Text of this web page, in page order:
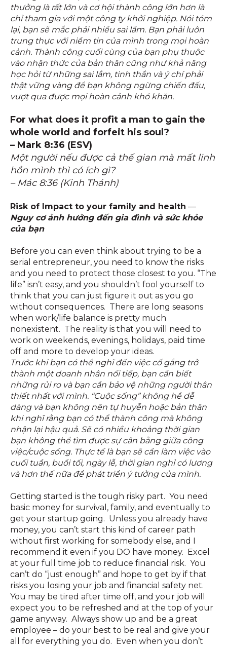
thưởng là rất lớn và cơ hội thành công lớn hơn là
chỉ tham gia với một công ty khởi nghiệp. Nói tóm
lại, bạn sẽ mắc phải nhiều sai lầm. Bạn phải luôn
trung thực với niềm tin của mình trong mọi hoàn
cảnh. Thành công cuối cùng của bạn phụ thuộc
vào nhận thức của bản thân cũng như khả năng
học hỏi từ những sai lầm, tinh thần và ý chí phải
thật vững vàng để bạn không ngừng chiến đấu,
vượt qua được mọi hoàn cảnh khó khăn.
For what does it profit a man to gain the
whole world and forfeit his soul?
– Mark 8:36 (ESV)
Một người nếu được cả thế gian mà mất linh
hồn mình thì có ích gì?
– Mác 8:36 (Kinh Thánh)
Risk of Impact to your family and health —
Nguy cơ ảnh hưởng đến gia đình và sức khỏe
của bạn
Before you can even think about trying to be a
serial entrepreneur, you need to know the risks
and you need to protect those closest to you. “The
life” isn’t easy, and you shouldn’t fool yourself to
think that you can just figure it out as you go
without consequences. There are long seasons
when work/life balance is pretty much
nonexistent. The reality is that you will need to
work on weekends, evenings, holidays, paid time
off and more to develop your ideas.
Trước khi bạn có thể nghĩ đến việc cố gắng trở
thành một doanh nhân nối tiếp, bạn cần biết
những rủi ro và bạn cần bảo vệ những người thân
thiết nhất với mình. “Cuộc sống” không hề dễ
dàng và bạn không nên tự huyễn hoặc bản thân
khi nghĩ rằng bạn có thể thành công mà không
nhận lại hậu quả. Sẽ có nhiều khoảng thời gian
bạn không thể tìm được sự cân bằng giữa công
việc/cuộc sống. Thực tế là bạn sẽ cần làm việc vào
cuối tuần, buổi tối, ngày lễ, thời gian nghỉ có lương
và hơn thế nữa để phát triển ý tưởng của mình.
Getting started is the tough risky part. You need
basic money for survival, family, and eventually to
get your startup going. Unless you already have
money, you can’t start this kind of career path
without first working for somebody else, and I
recommend it even if you DO have money. Excel
at your full time job to reduce financial risk. You
can’t do “just enough” and hope to get by if that
risks you losing your job and financial safety net.
You may be tired after time off, and your job will
expect you to be refreshed and at the top of your
game anyway. Always show up and be a great
employee – do your best to be real and give your
all for everything you do. Even when you don’t